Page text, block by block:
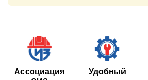
Ассоциация
Удобный